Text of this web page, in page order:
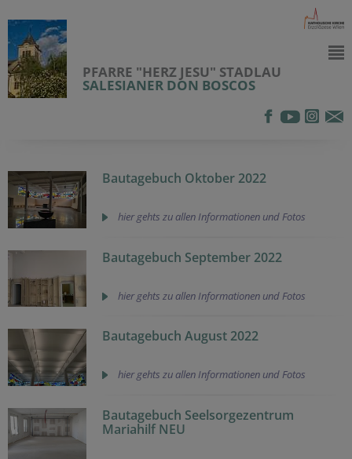
PFARRE "HERZ JESU" STADLAU
SALESIANER DON BOSCOS
Bautagebuch Oktober 2022
hier gehts zu allen Informationen und Fotos
Bautagebuch September 2022
hier gehts zu allen Informationen und Fotos
Bautagebuch August 2022
hier gehts zu allen Informationen und Fotos
Bautagebuch Seelsorgezentrum
Mariahilf NEU